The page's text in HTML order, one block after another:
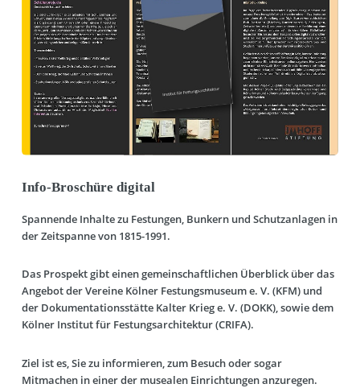
Info-Broschüre digital
Spannende Inhalte zu Festungen, Bunkern und Schutzanlagen in
der Zeitspanne von 1815-1991.
Das Prospekt gibt einen gemeinschaftlichen Überblick über das
Angebot der Vereine Kölner Festungsmuseum e. V. (KFM) und
der Dokumentationsstätte Kalter Krieg e. V. (DOKK), sowie dem
Kölner Institut für Festungsarchitektur (CRIFA).
Ziel ist es, Sie zu informieren, zum Besuch oder sogar
Mitmachen in einer der musealen Einrichtungen anzuregen.